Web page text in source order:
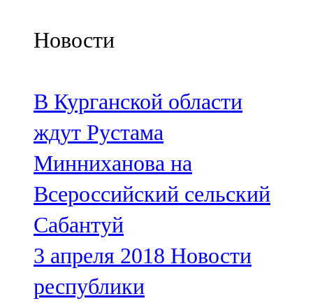
91,5 FM
106,1 FM
Кама тамагы
71,51 FM
Кукмара
107,9 FM
Лениногорский
102,1 FM
Новости
В Курганской области
ждут Рустама
Минниханова на
Всероссийский сельский
Сабантуй
3 апреля 2018 Новости
республики